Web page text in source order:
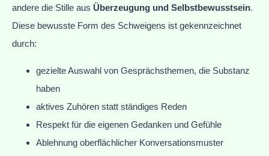
andere die Stille aus Überzeugung und Selbstbewusstsein.
Diese bewusste Form des Schweigens ist gekennzeichnet
durch:
gezielte Auswahl von Gesprächsthemen, die Substanz
haben
aktives Zuhören statt ständiges Reden
Respekt für die eigenen Gedanken und Gefühle
Ablehnung oberflächlicher Konversationsmuster